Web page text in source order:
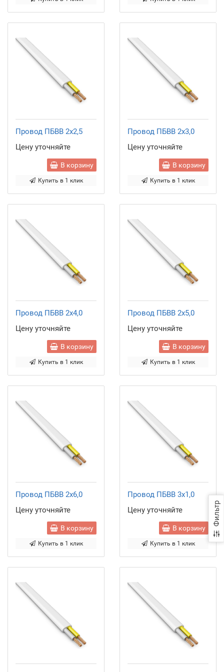
Фильтр
Провод ПБВВ 2x2,5
Цену уточняйте
В корзину
Купить в 1 клик
Провод ПБВВ 2x3,0
Цену уточняйте
В корзину
Купить в 1 клик
Провод ПБВВ 2x4,0
Цену уточняйте
В корзину
Купить в 1 клик
Провод ПБВВ 2x5,0
Цену уточняйте
В корзину
Купить в 1 клик
Провод ПБВВ 2x6,0
Цену уточняйте
В корзину
Купить в 1 клик
Провод ПБВВ 3x1,0
Цену уточняйте
В корзину
Купить в 1 клик